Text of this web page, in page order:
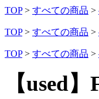
TOP > すべての商品 >
TOP > すべての商品 >
TOP > すべての商品 >
【used